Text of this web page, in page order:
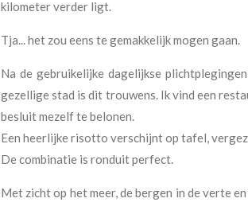
kilometer verder ligt.
Tja... het zou eens te gemakkelijk mogen gaan.
Na de gebruikelijke dagelijkse
gezellige stad is dit trouwens. Ik vind een
besluit mezelf te belonen.
Een heerlijke risotto verschijnt op tafel,
De combinatie is ronduit perfect.
Met zicht op het meer, de bergen in de verte